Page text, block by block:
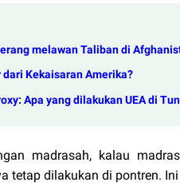
melawan Taliban di
Kekaisaran Amerika?
Apa yang dilakukan UEA di
madrasah, kalau
tetap dilakukan di pontren.